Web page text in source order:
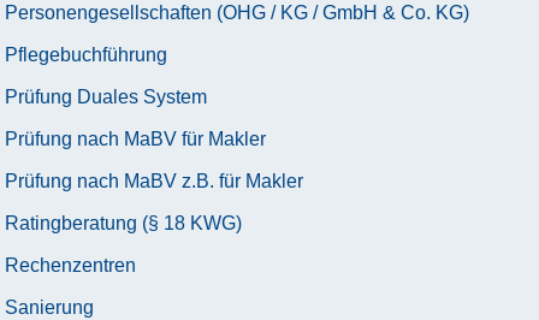
Personengesellschaften (OHG / KG / GmbH & Co. KG)
Pflegebuchführung
Prüfung Duales System
Prüfung nach MaBV für Makler
Prüfung nach MaBV z.B. für Makler
Ratingberatung (§ 18 KWG)
Rechenzentren
Sanierung